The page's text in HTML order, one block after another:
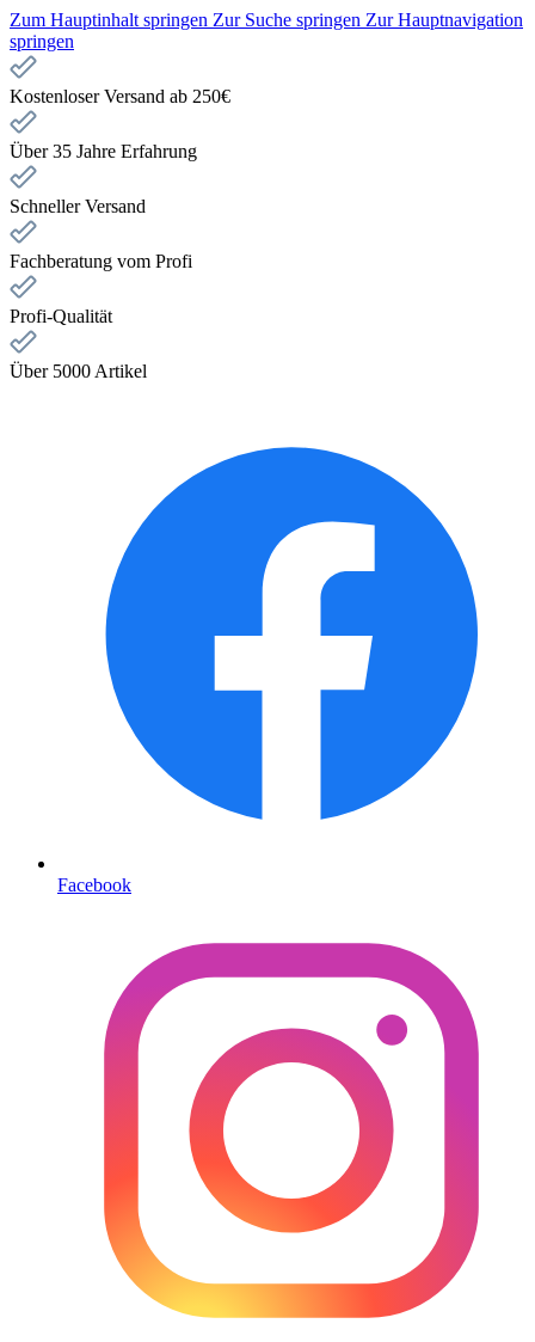
Zum Hauptinhalt springen Zur Suche springen Zur Hauptnavigation
springen
Kostenloser Versand ab 250€
Über 35 Jahre Erfahrung
Schneller Versand
Fachberatung vom Profi
Profi-Qualität
Über 5000 Artikel
Facebook